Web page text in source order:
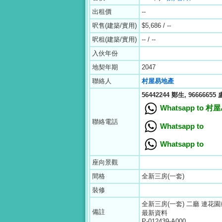
出租價
--
呎售(建築/實用)
$5,686 / --
呎租(建築/實用)
-- / --
入伙年份
地契年期
2047
聯絡人
村屋易地產
聯絡電話
56442244 鄭生, 96666655
Whatsapp to 村屋
Whatsapp to
Whatsapp to
座向景觀
間格
全新三房(一套)
裝修
備註
全新三房(一套) 二廳 連花
最新資料